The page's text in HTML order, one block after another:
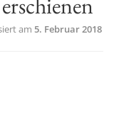
t
i
am 5. Februar 2018